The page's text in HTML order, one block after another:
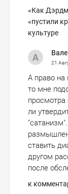
«Как
«пустили
культуре
21
А право на
то мне
ли
ставить
другом
после
к